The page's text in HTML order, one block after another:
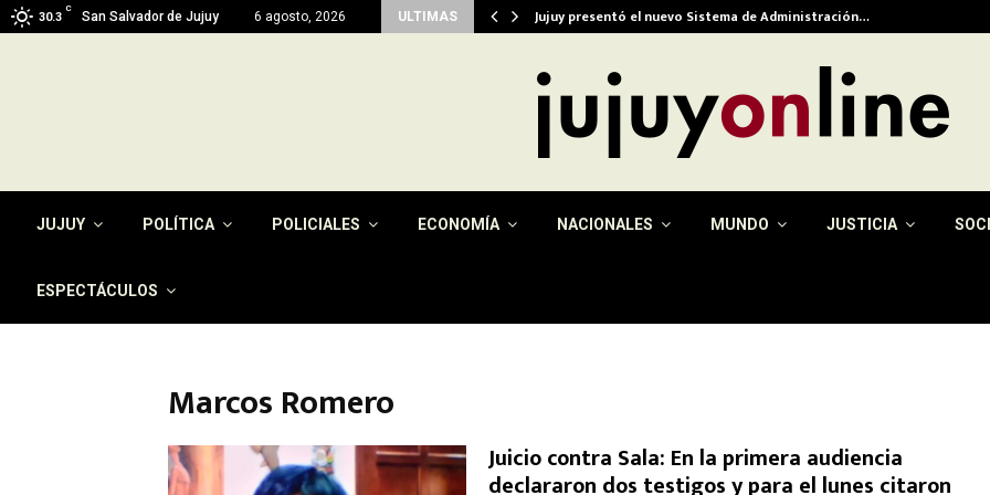
30.3
C
San Salvador de Jujuy 6 agosto, 2026 ULTIMAS
del pago de la tasa por… Jujuy presentó el nuevo Sistema de Administración…
JUJUY POLÍTICA POLICIALES ECONOMÍA NACIONALES MUNDO JUSTICIA
ESPECTÁCULOS
Marcos Romero
Juicio contra Sala: En la primera audiencia
declararon dos testigos y para el lunes citaron